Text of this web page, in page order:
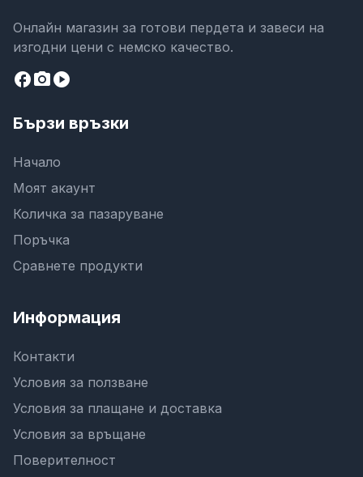
Онлайн магазин за готови пердета и завеси на
изгодни цени с немско качество.
facebookcamera_altplay_circle
Бързи връзки
Начало
Моят акаунт
Количка за пазаруване
Поръчка
Сравнете продукти
Информация
Контакти
Условия за ползване
Условия за плащане и доставка
Условия за връщане
Поверителност